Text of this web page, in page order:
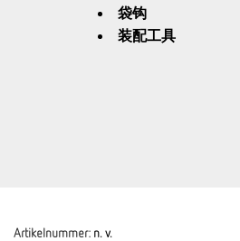
袋钩
装配工具
Artikelnummer: n. v.